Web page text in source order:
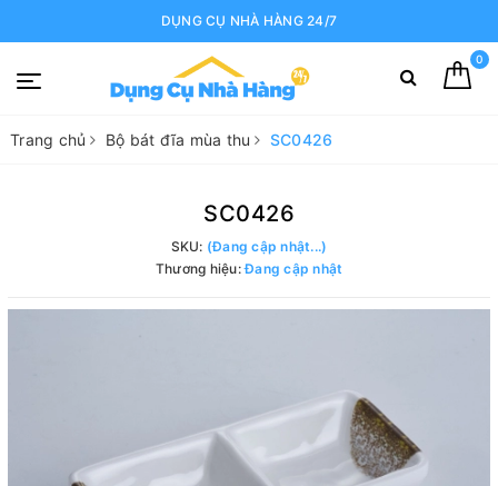
DỤNG CỤ NHÀ HÀNG 24/7
0
Trang chủ Bộ bát đĩa mùa thu SC0426
SC0426
SKU: (Đang cập nhật...)
Thương hiệu:Đang cập nhật